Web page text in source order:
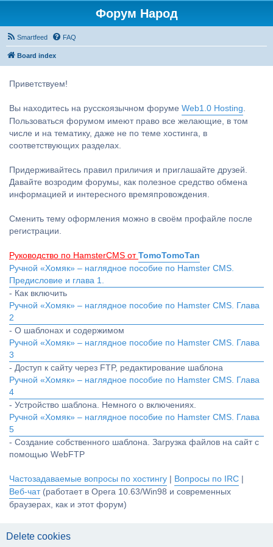
Форум Народ
Smartfeed FAQ
Board index
Приветствуем!
Вы находитесь на русскоязычном форуме Web1.0 Hosting.
Пользоваться форумом имеют право все желающие, в том
числе и на тематику, даже не по теме хостинга, в
соответствующих разделах.
Придерживайтесь правил приличия и приглашайте друзей.
Давайте возродим форумы, как полезное средство обмена
информацией и интересного времяпровождения.
Сменить тему оформления можно в своём профайле после
регистрации.
Руководство по HamsterCMS от TomoTomoTan
Ручной «Хомяк» – наглядное пособие по Hamster CMS.
Предисловие и глава 1.
- Как включить
Ручной «Хомяк» – наглядное пособие по Hamster CMS. Глава
2
- О шаблонах и содержимом
Ручной «Хомяк» – наглядное пособие по Hamster CMS. Глава
3
- Доступ к сайту через FTP, редактирование шаблона
Ручной «Хомяк» – наглядное пособие по Hamster CMS. Глава
4
- Устройство шаблона. Немного о включениях.
Ручной «Хомяк» – наглядное пособие по Hamster CMS. Глава
5
- Создание собственного шаблона. Загрузка файлов на сайт с
помощью WebFTP
Частозадаваемые вопросы по хостингу Вопросы по IRC
Веб-чат(работает в Opera 10.63/Win98 и современных
браузерах, как и этот форум)
Delete cookies